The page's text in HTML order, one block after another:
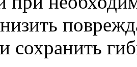
сохранить